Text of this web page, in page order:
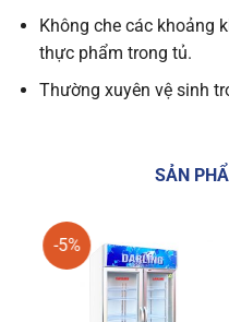
Không che các khoảng
thực phẩm trong tủ.
Thường xuyên vệ sinh
SẢN
-5%